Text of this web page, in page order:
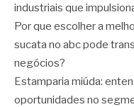
industriais que
Por que escolher a
sucata no abc pode
negócios?
Estamparia miúda:
oportunidades no